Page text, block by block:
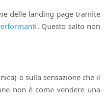
delle landing page tramite
. Questo salto non
o sulla sensazione che il
non è come vendere una